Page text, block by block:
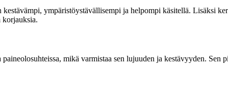
ympäristöystävällisempi ja helpompi käsitellä. Lisäksi
korjauksia.
mikä varmistaa sen lujuuden ja kestävyyden. Sen